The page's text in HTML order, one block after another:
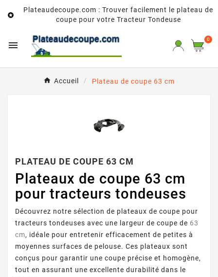

Plateaudecoupe.com : Trouver facilement le plateau de
coupe pour votre Tracteur Tondeuse

0
Accueil Plateau de coupe 63 cm
PLATEAU DE COUPE 63 CM
Plateaux de coupe 63 cm
pour tracteurs tondeuses
Découvrez notre sélection de plateaux de coupe pour
tracteurs tondeuses avec une largeur de coupe de 63
cm, idéale pour entretenir efficacement de petites à
moyennes surfaces de pelouse. Ces plateaux sont
conçus pour garantir une coupe précise et homogène,
tout en assurant une excellente durabilité dans le